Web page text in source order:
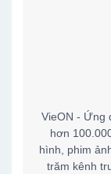
VieON - Ứng
hơn
hình, phim
trăm kênh